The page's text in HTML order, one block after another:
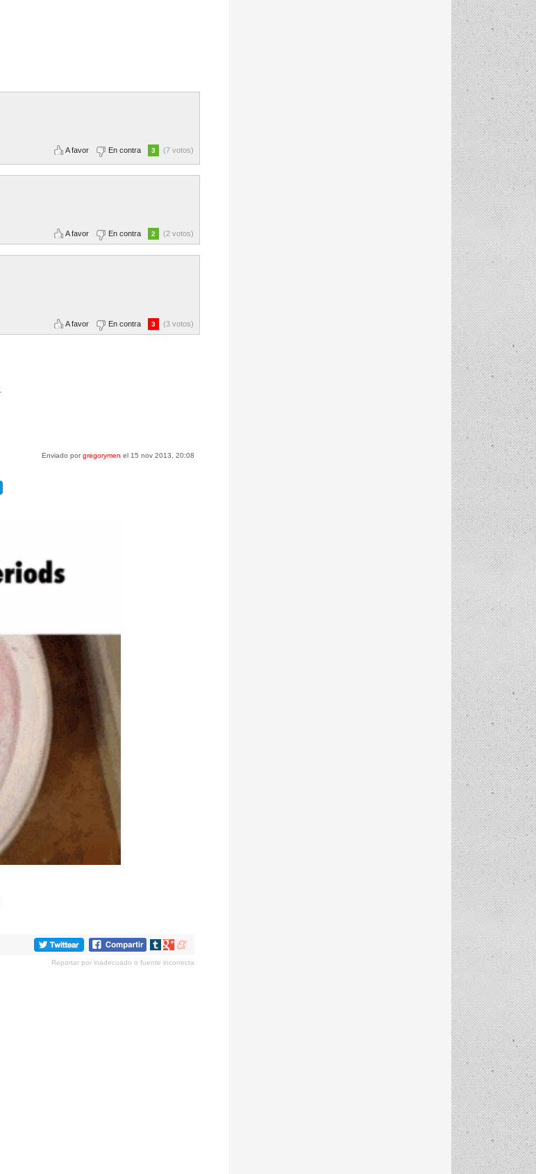
A favor En contra 3 (7 votos)
A favor En contra 2 (2 votos)
A favor En contra 3 (3 votos)
Enviado porgregorymen el 15 nov 2013, 20:08
Compartir
tumblr
Compartir
Google+
Compartir
meneame
Reportar por inadecuado o fuente incorrecta